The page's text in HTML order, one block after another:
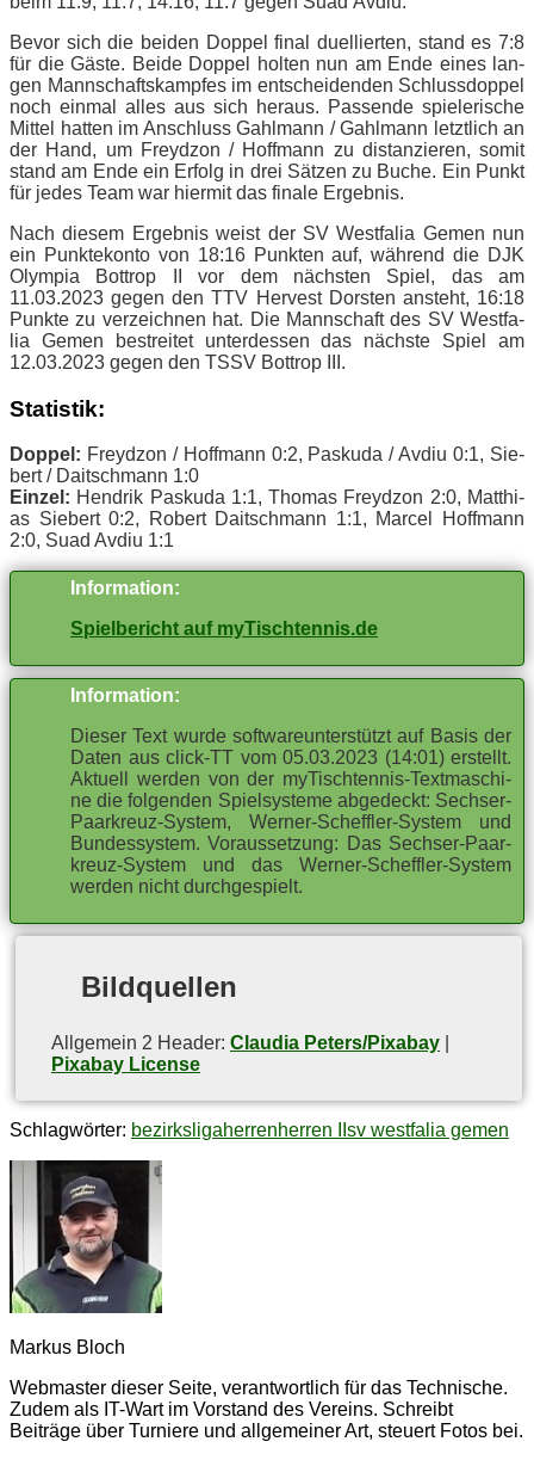
Be­vor sich die bei­den Dop­pel fi­nal du­el­lier­ten, stand es 7:8
für die Gäs­te. Bei­de Dop­pel hol­ten nun am Ende ei­nes lan­
gen Mann­schafts­kamp­fes im ent­schei­den­den Schluss­dop­pel
noch ein­mal al­les aus sich her­aus. Pas­sen­de spie­le­ri­sche
Mit­tel hat­ten im An­schluss Gahl­mann / Gahl­mann letzt­lich an
der Hand, um Freyd­zon / Hoff­mann zu di­stan­zie­ren, so­mit
stand am Ende ein Er­folg in drei Sät­zen zu Bu­che. Ein Punkt
für je­des Team war hier­mit das fi­na­le Ergebnis.
Nach die­sem Er­geb­nis weist der SV West­fa­lia Ge­men nun
ein Punk­te­kon­to von 18:16 Punk­ten auf, wäh­rend die DJK
Olym­pia Bot­trop II vor dem nächs­ten Spiel, das am
11.03.2023 ge­gen den TTV Her­ve­st Dors­ten an­steht, 16:18
Punk­te zu ver­zeich­nen hat. Die Mann­schaft des SV West­fa­
lia Ge­men be­strei­tet un­ter­des­sen das nächs­te Spiel am
12.03.2023 ge­gen den TSSV Bot­trop III.
Sta­tis­tik:
Dop­pel: Freyd­zon / Hoff­mann 0:2, Pas­ku­da / Av­diu 0:1, Sie­
bert / Dait­sch­mann 1:0
Ein­zel: Hen­drik Pas­ku­da 1:1, Tho­mas Freyd­zon 2:0, Mat­thi­
as Sie­bert 0:2, Ro­bert Dait­sch­mann 1:1, Mar­cel Hoff­mann
2:0, Suad Av­diu 1:1
In­for­ma­ti­on:
Spielbericht auf myTischtennis.de
In­for­ma­ti­on:
Die­ser Text wur­de soft­ware­un­ter­stützt auf Ba­sis der
Da­ten aus click-TT vom 05.03.2023 (14:01) er­stellt.
Ak­tu­ell wer­den von der my­Tisch­ten­nis-Text­ma­schi­
ne die fol­gen­den Spiel­sys­te­me ab­ge­deckt: Sech­ser-
Paar­kreuz-Sys­tem, Wer­ner-Scheff­ler-Sys­tem und
Bun­des­sys­tem. Vor­aus­set­zung: Das Sech­ser-Paar­
kreuz-Sys­tem und das Wer­ner-Scheff­ler-Sys­tem
wer­den nicht durchgespielt.
Bild­quel­len
All­ge­mein 2 Hea­der: Claudia Peters/Pixabay
Pixabay License
Schlagwörter: bezirksligaherrenherren II sv westfalia gemen
Markus Bloch
Webmaster dieser Seite, verantwortlich für das Technische.
Zudem als IT-Wart im Vorstand des Vereins. Schreibt
Beiträge über Turniere und allgemeiner Art, steuert Fotos bei.